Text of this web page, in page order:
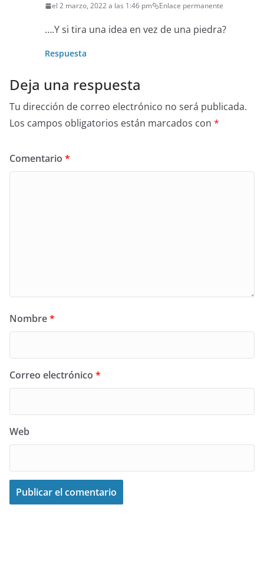
el 2 marzo, 2022 a las 1:46 pm Enlace permanente
….Y si tira una idea en vez de una piedra?
Respuesta
Deja una respuesta
Tu dirección de correo electrónico no será publicada.
Los campos obligatorios están marcados con *
Comentario *
Nombre*
Correo electrónico *
Web